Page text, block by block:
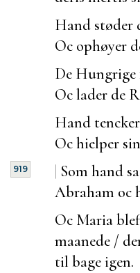
Hand støder
Oc ophøyer
De
Oc lader de
Hand
Oc hielper
|
919
Som hand
Abraham oc
Oc Maria
maanede /
til bage igen.